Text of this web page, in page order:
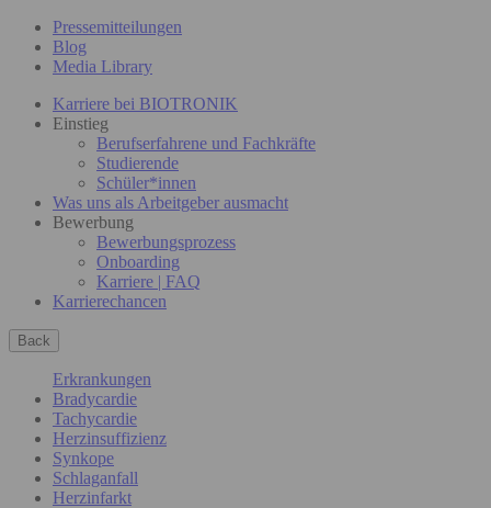
Pressemitteilungen
Blog
Media Library
Karriere bei BIOTRONIK
Einstieg
Berufserfahrene und Fachkräfte
Studierende
Schüler*innen
Was uns als Arbeitgeber ausmacht
Bewerbung
Bewerbungsprozess
Onboarding
Karriere | FAQ
Karrierechancen
Back
Erkrankungen
Bradycardie
Tachycardie
Herzinsuffizienz
Synkope
Schlaganfall
Herzinfarkt